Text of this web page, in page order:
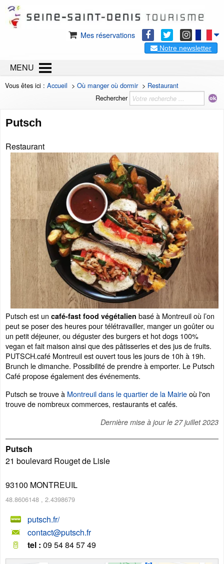
Mes réservations
Notre newsletter
MENU
Vous êtes ici : Accueil > Où manger où dormir> Restaurant
Rechercher
Putsch
Restaurant
Putsch est un café-fast food végétalien basé à Montreuil où l’on
peut se poser des heures pour télétravailler, manger un goûter ou
un petit déjeuner, ou déguster des burgers et hot dogs 100%
vegan et fait maison ainsi que des pâtisseries et des jus de fruits.
PUTSCH.café Montreuil est ouvert tous les jours de 10h à 19h.
Brunch le dimanche. Possibilité de prendre à emporter. Le Putsch
Café propose également des événements.
Putsch se trouve à Montreuil dans le quartier de la Mairieoù l'on
trouve de nombreux commerces, restaurants et cafés.
Dernière mise à jour le 27 juillet 2023
Putsch
21 boulevard Rouget de Lisle
93100 MONTREUIL
48.8606148 , 2.4398679
putsch.fr/
contact@putsch.fr
tel : 09 54 84 57 49